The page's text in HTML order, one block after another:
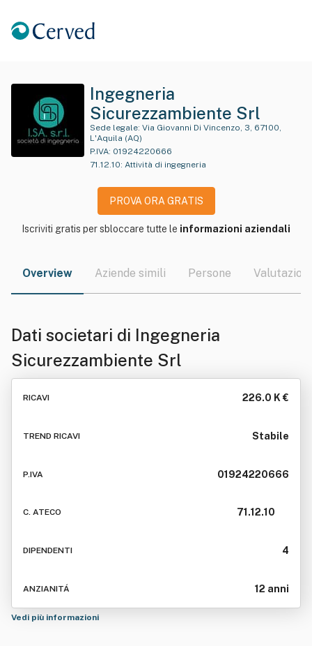
Ingegneria
Sicurezzambiente Srl
Sede legale:
L'Aquila (AQ)
P.IVA: 01924220666
71.12.10: Attività di ingegneria
PROVA ORA GRATIS
Iscriviti gratis per sbloccare tutte le informazioni aziendali
Overview Aziende simili Persone Valutazioni
Dati societari di Ingegneria
Sicurezzambiente Srl
RICAVI 226.0 K €
TREND RICAVI Stabile
P.IVA 01924220666
C. ATECO 71.12.10
DIPENDENTI 4
ANZIANITÁ 12 anni
Vedi più informazioni